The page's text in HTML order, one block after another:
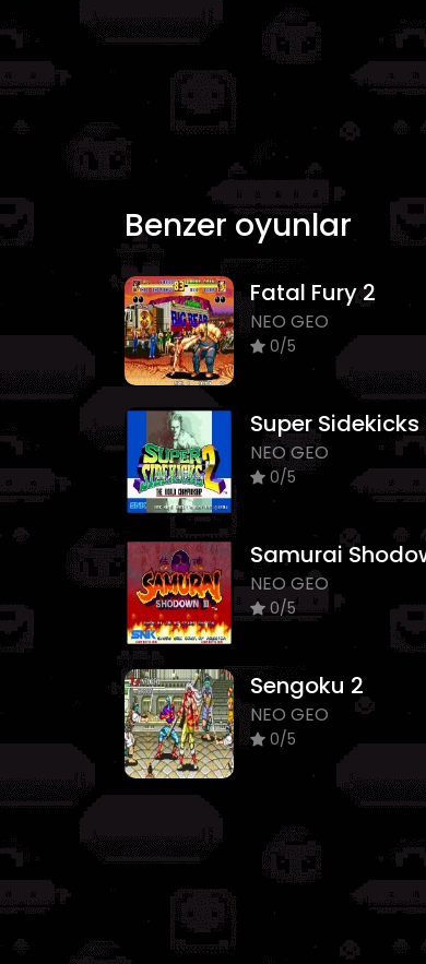
Benzer oyunlar
Fatal Fury 2
NEO GEO
0/5
NEO GEO
0/5
Samurai
NEO GEO
0/5
Sengoku 2
NEO GEO
0/5